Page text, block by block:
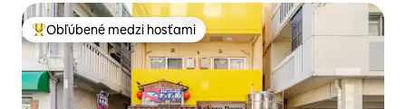
Najobľúbenejšie medzi hosťami
Obľúbené medzi hosťami